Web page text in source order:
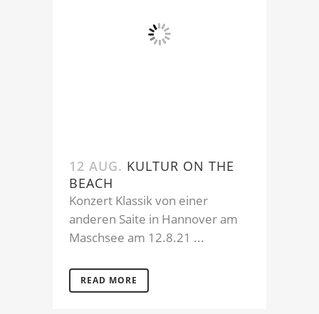
12 AUG. KULTUR ON THE
BEACH
Konzert Klassik von einer
anderen Saite in Hannover am
Maschsee am 12.8.21 ...
READ MORE